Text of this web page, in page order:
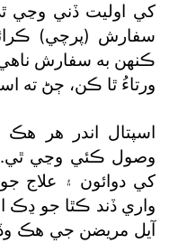
کي اوليت ڏني وڃي
سفارش (پرچي)
ڪنهن به سفارش
ورتاءُ ٿا ڪن، ڄڻ ته
اسپتال اندر هر
وصول ڪئي وڃي ٿي.
کي دوائون ۽ علاج
واري ڏند ڪٿا جو ڍڪ
آيل مريضن جي هڪ